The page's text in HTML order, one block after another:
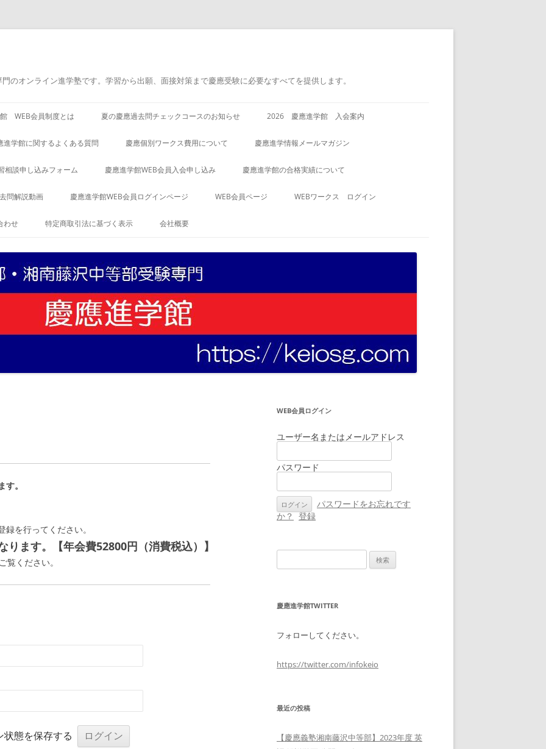
のオンライン進学塾です。学習から出願、面接対策まで慶應受験に必要なすべてを提供します。
WEB会員制度とは 夏の慶應過去問チェックコースのお知らせ 2026 慶應進学館 入会案内
進学館に関するよくある質問 慶應個別ワークス費用について 慶應進学情報メールマガジン
相談申し込みフォーム 慶應進学館WEB会員入会申し込み 慶應進学館の合格実績について
問解説動画 慶應進学館WEB会員ログインページ WEB会員ページ WEBワークス ログイン
わせ 特定商取引法に基づく表示 会社概要
。
を行ってください。
ます。【年会費52800円（消費税込）】
覧ください。
状態を保存する
WEB会員ログイン
ユーザー名またはメールアドレス
パスワード
パスワードをお忘れです
か？ 登録
索:
慶應進学館TWITTER
フォローしてください。
https://twitter.com/infokeio
最近の投稿
【慶應義塾湘南藤沢中等部】2023年度 英